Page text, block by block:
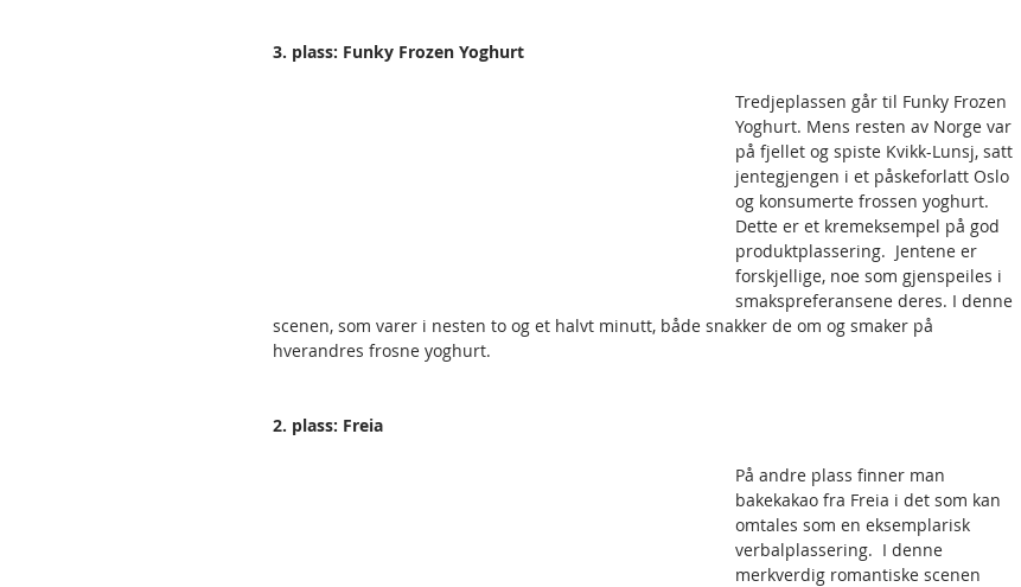
3. plass: Funky Frozen Yoghurt
Tredjeplassen går til Funky Frozen
Yoghurt. Mens resten av Norge var
på fjellet og spiste Kvikk-Lunsj, satt
jentegjengen i et påskeforlatt Oslo
og konsumerte frossen yoghurt.
Dette er et kremeksempel på god
produktplassering.  Jentene er
forskjellige, noe som gjenspeiles i
smakspreferansene deres. I denne
scenen, som varer i nesten to og et halvt minutt, både snakker de om og smaker på
hverandres frosne yoghurt.
2. plass: Freia
På andre plass finner man
bakekakao fra Freia i det som kan
omtales som en eksemplarisk
verbalplassering.  I denne
merkverdig romantiske scenen